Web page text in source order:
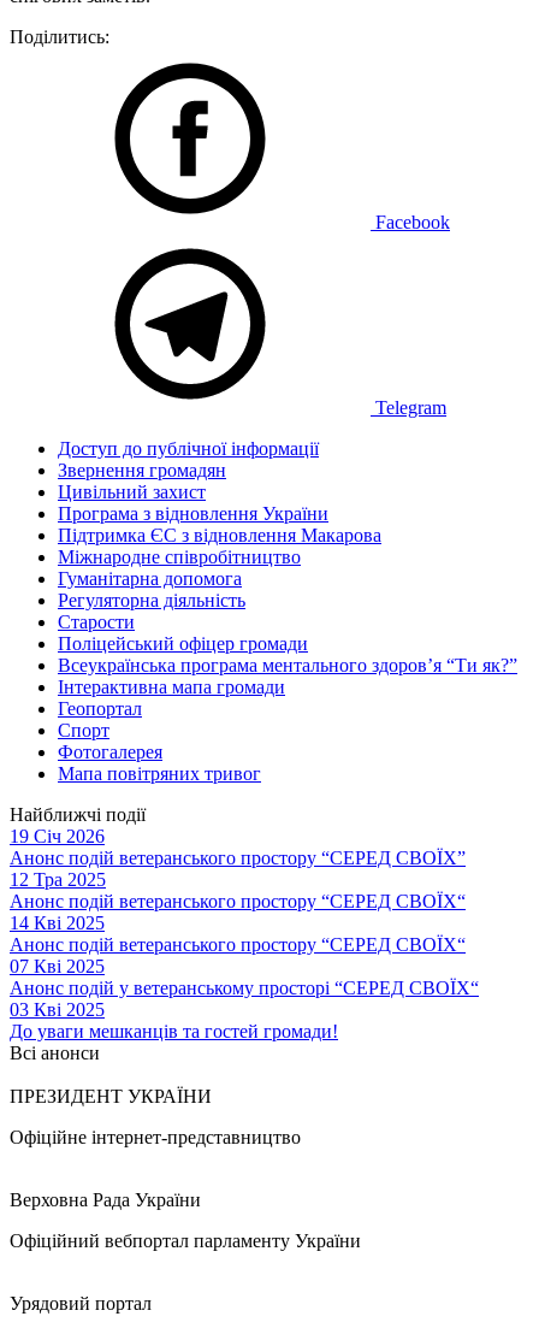
Поділитись:
Facebook
Telegram
Доступ до публічної інформації
Звернення громадян
Цивільний захист
Програма з відновлення України
Підтримка ЄС з відновлення Макарова
Міжнародне співробітництво
Гуманітарна допомога
Регуляторна діяльність
Старости
Поліцейський офіцер громади
Всеукраїнська програма ментального здоров’я “Ти як?”
Інтерактивна мапа громади
Геопортал
Спорт
Фотогалерея
Мапа повітряних тривог
Найближчі події
19 Січ 2026
Анонс подій ветеранського простору “СЕРЕД СВОЇХ”
12 Тра 2025
Анонс подій ветеранського простору “СЕРЕД СВОЇХ“
14 Кві 2025
Анонс подій ветеранського простору “СЕРЕД СВОЇХ“
07 Кві 2025
Анонс подій у ветеранському просторі “СЕРЕД СВОЇХ“
03 Кві 2025
До уваги мешканців та гостей громади!
Всі анонси
ПРЕЗИДЕНТ УКРАЇНИ
Офіційне інтернет-представництво
Верховна Рада України
Офіційний вебпортал парламенту України
Урядовий портал